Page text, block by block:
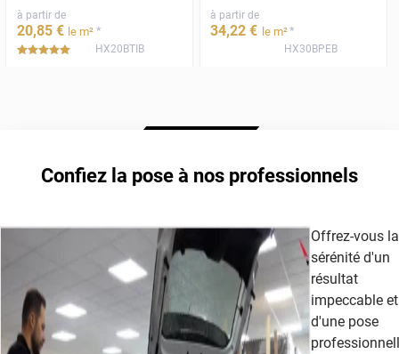
à partir de
20,85 € le m² *
*****HX20BTIB
à partir de
34,22 € le m²*
HX30BPEB
Confiez la pose à nos professionnels
Offrez-vous la
sérénité d'un
résultat
impeccable et
d'une pose